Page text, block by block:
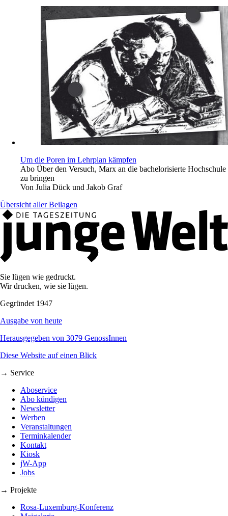
Um die Poren im Lehrplan kämpfen
Abo Über den Versuch, Marx an die bachelorisierte Hochschule
zu bringen
Von Julia Dück und Jakob Graf
Übersicht aller Beilagen
Sie lügen wie gedruckt.
Wir drucken, wie sie lügen.
Gegründet 1947
Ausgabe von heute
Herausgegeben von 3079 GenossInnen
Diese Website auf einen Blick
→ Service
Aboservice
Abo kündigen
Newsletter
Werben
Veranstaltungen
Terminkalender
Kontakt
Kiosk
jW-App
Jobs
→ Projekte
Rosa-Luxemburg-Konferenz